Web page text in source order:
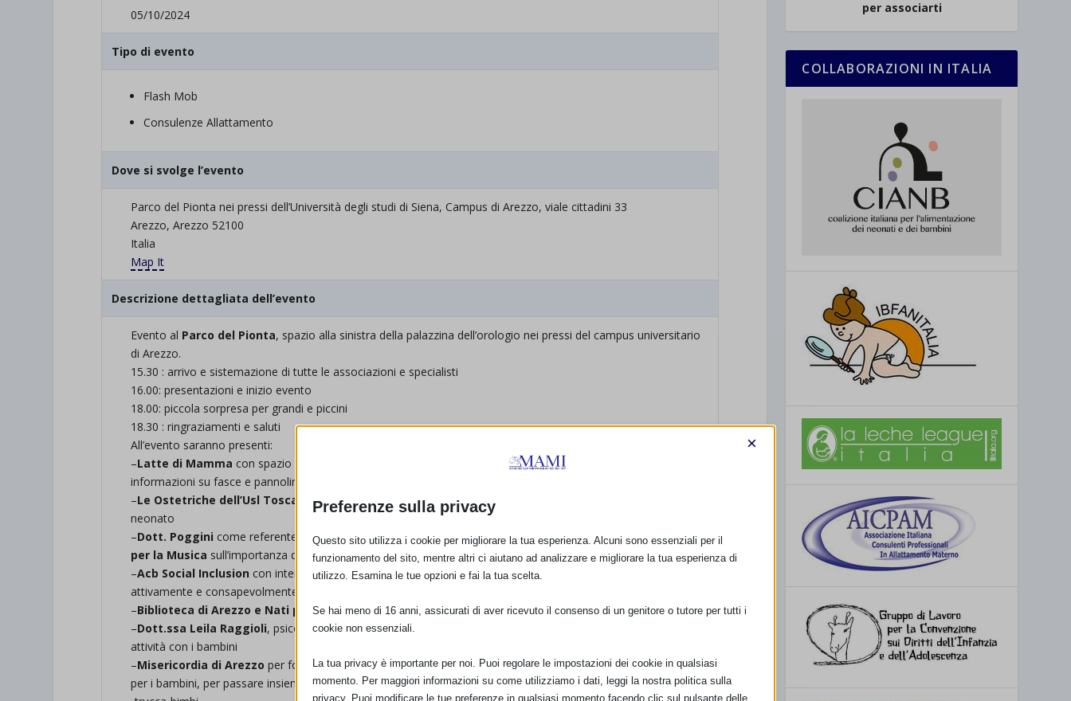
05/10/2024
Tipo di evento
Flash Mob
Consulenze Allattamento
Dove si svolge l’evento
Parco del Pionta nei pressi dell’Università degli studi di Siena, Campus di Arezzo, viale cittadini 33
Arezzo, Arezzo 52100
Italia
Map It
Descrizione dettagliata dell’evento
Evento al Parco del Pionta, spazio alla sinistra della palazzina dell’orologio nei pressi del campus universitario
di Arezzo.
15.30 : arrivo e sistemazione di tutte le associazioni e specialisti
16.00: presentazioni e inizio evento
18.00: piccola sorpresa per grandi e piccini
18.30 : ringraziamenti e saluti
All’evento saranno presenti:
–Latte di Mamma con spazio per cambio pannolini, spazio allattamento, informazioni per le famiglie e
informazioni su fasce e pannolini lavabili a cura di Selene Nocentini.
–Le Ostetriche dell’Usl Toscana Sud-Estper fornire informazioni su parto, allattamento, gestione del
neonato
–Dott. Poggini come referente Unicefper informazioni sull’importanza dei primi mille giorni e referenteNati
per la Musica sull’importanza della musica stessa
–Acb Social Inclusion con interpreti per permettere a tutte le famiglie di poter fare domande partecipare
attivamente e consapevolmente al pomeriggio insieme
–Biblioteca di Arezzo e Nati per Leggereper presentare i servizi presenti e con tanti librini da leggere!
–Dott.ssa Leila Raggioli, psicologa specializzata in Counseling, per dare informazioni alle famiglie e fare
attività con i bambini
–Misericordia di Arezzo per fornire informazioni sulla sicurezza per i bambiniInoltre ci saranno tante attività
per i bambini, per passare insieme un bel pomeriggio di divertimento!
per associarti
COLLABORAZIONI IN ITALIA
Preferenze sulla privacy
×
Questo sito utilizza i cookie per migliorare la tua esperienza. Alcuni sono essenziali per il
funzionamento del sito, mentre altri ci aiutano ad analizzare e migliorare la tua esperienza di
utilizzo. Esamina le tue opzioni e fai la tua scelta.
Se hai meno di 16 anni, assicurati di aver ricevuto il consenso di un genitore o tutore per tutti i
cookie non essenziali.
La tua privacy è importante per noi. Puoi regolare le impostazioni dei cookie in qualsiasi
momento. Per maggiori informazioni su come utilizziamo i dati, leggi la nostra politica sulla
privacy. Puoi modificare le tue preferenze in qualsiasi momento facendo clic sul pulsante delle